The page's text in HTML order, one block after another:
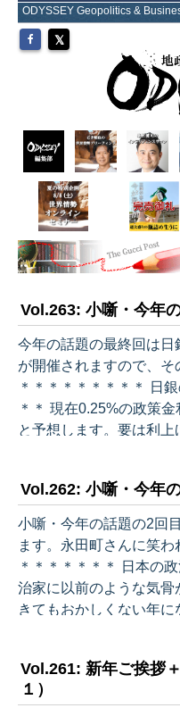
ODYSSEY Geopolitics &
Vol.263: 小噺・今年
今年の話題の最終回は
が開催されますので、その
＊＊＊＊＊＊＊＊＊ 日
＊＊ 現在0.25%の政策金利。年末は1%に届かず、0.75%
と予想します。要は利上げ2回です。
らぬも八卦ですが、3つポイ
実質賃金が確りとプラス
ます。他方、例えばト
気に力強さが欠ける展
ます。私は賃上げはそ
も日本には左程ないと…
Vol.262: 小噺・今年
小噺・今年の話題の2回
ます。永田町さんに笑われる
＊＊＊＊＊＊＊ 日本の政
治家に以前のような気骨
きてもおかしくない年
少数与党体制が続く公算が高い
2月末衆議院通過が必須
ありません。因みに、
Vol.261: 新年ご挨拶
１）